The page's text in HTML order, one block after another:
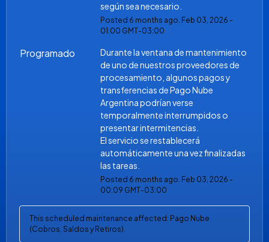
según sea necesario.
Posted 6 months ago. Feb 03, 2026 -
01:00 GMT-03:00
Programado
Durante la ventana de mantenimiento
de uno de nuestros proveedores de
procesamiento, algunos pagos y
transferencias de Pago Nube
Argentina podrían verse
temporalmente interrumpidos o
presentar intermitencias.
El servicio se restablecerá
automáticamente una vez finalizadas
las tareas.
Posted 6 months ago. Feb 03, 2026 -
00:09 GMT-03:00
This scheduled maintenance affected: Pago Nube
(Cobros, Saldos y Retiros).